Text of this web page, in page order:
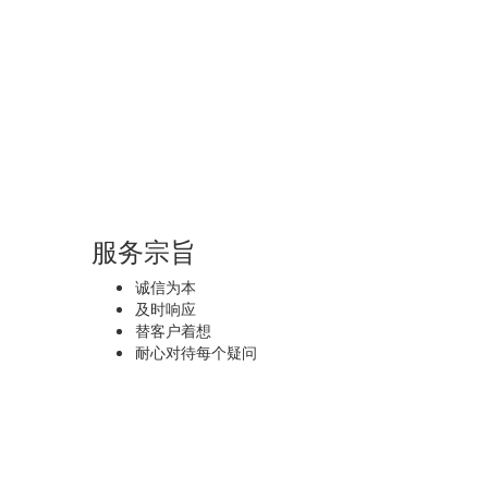
服务宗旨
诚信为本
及时响应
替客户着想
耐心对待每个疑问